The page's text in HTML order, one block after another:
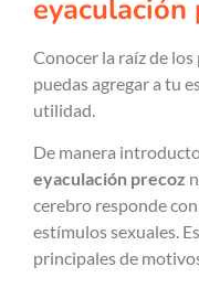
eyaculación
Conocer la raíz de
puedas agregar a tu
utilidad.
De manera
eyaculación precoz
cerebro responde
estímulos sexuales.
principales de